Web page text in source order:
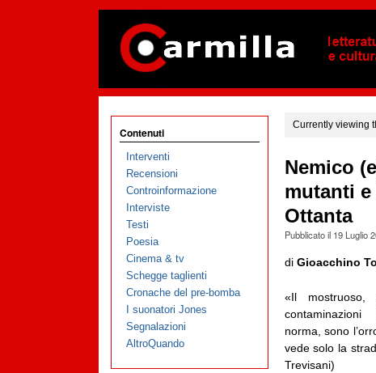
Currently viewing
Nemico
mutanti
Ottanta
Pubblicato il 19 Luglio
di Gioacchino
«Il mostruoso,
norma, sono
vede solo la
Trevisani)
Contenuti
Interventi
Recensioni
Controinformazione
Interviste
Testi
Poesia
Cinema & tv
Schegge taglienti
Cronache del pre-bomba
I suonatori Jones
Segnalazioni
AltroQuando